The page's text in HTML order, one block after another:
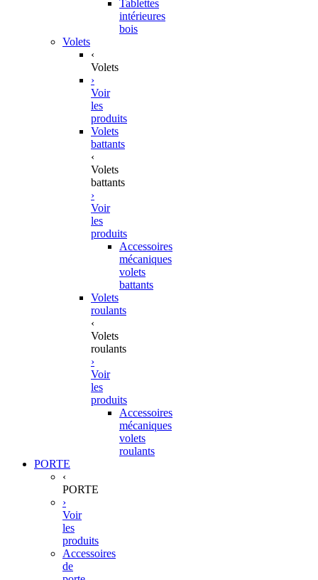
Tablettes
intérieures
bois
Volets
‹
Volets
›
Voir
les
produits
Volets
battants
‹
Volets
battants
›
Voir
les
produits
Accessoires
mécaniques
volets
battants
Volets
roulants
‹
Volets
roulants
›
Voir
les
produits
Accessoires
mécaniques
volets
roulants
PORTE
‹
PORTE
›
Voir
les
produits
Accessoires
de